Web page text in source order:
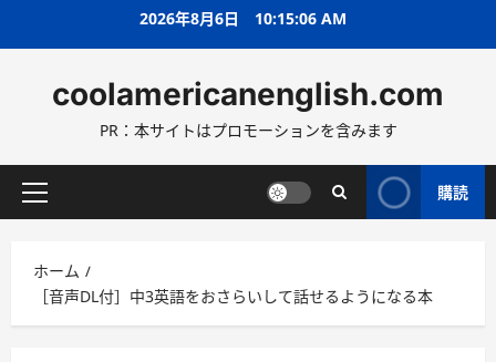
ス
ッ
2026年8月6日 10:15:07 AM
coolamericanenglish.com
PR：本サイトはプロモーションを含みます
メ
メ
ニ
ュ
購読
ホーム
［音声DL付］中3英語をおさらいして話せるようになる本